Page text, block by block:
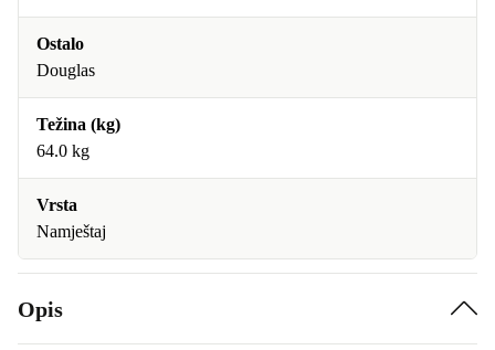
Ostalo
Douglas
Težina (kg)
64.0 kg
Vrsta
Namještaj
Opis